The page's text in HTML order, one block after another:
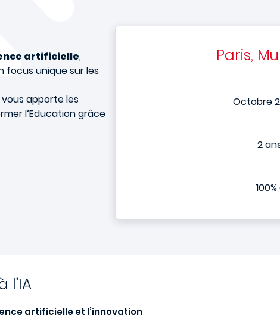
artificielle,
focus unique sur les
apporte les
l’Education grâce
Paris,
Octobre
2
l’IA
artificielle et l’innovation